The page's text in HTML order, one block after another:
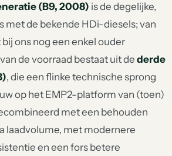
(B9, 2008) is de degelijke,
met de bekende HDi-diesels; van
ons nog een enkel ouder
de voorraad bestaat uit de derde
, die een flinke technische sprong
op het EMP2-platform van (toen)
met een behouden
laadvolume, met modernere
en een fors betere